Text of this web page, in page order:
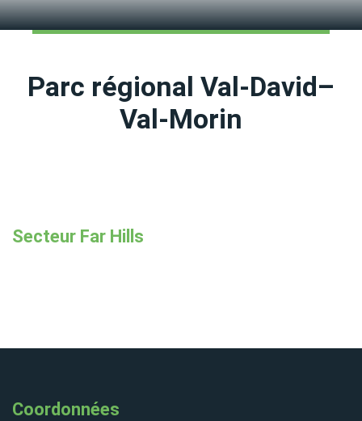
Parc régional Val-David–
Val-Morin
Secteur Far Hills
Coordonnées